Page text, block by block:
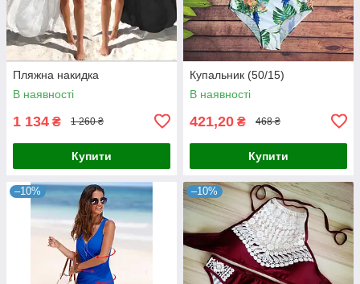
Пляжна накидка
В наявності
1 134 ₴ 1 260 ₴
Купити
Купальник (50/15)
В наявності
421,20 ₴ 468 ₴
Купити
–10% –10%